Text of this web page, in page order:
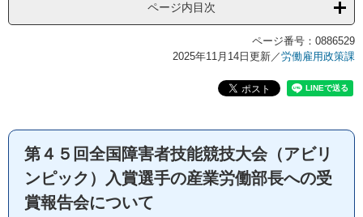
ページ内目次
ページ番号：0886529
2025年11月14日更新／労働雇用政策課
第４５回全国障害者技能競技大会（アビリ
ンピック）入賞選手の産業労働部長への受
賞報告会について